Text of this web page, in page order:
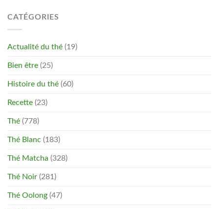
CATÉGORIES
Actualité du thé (19)
Bien être (25)
Histoire du thé (60)
Recette (23)
Thé (778)
Thé Blanc (183)
Thé Matcha (328)
Thé Noir (281)
Thé Oolong (47)